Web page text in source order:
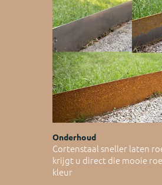
Onderhoud
Cortenstaal sneller laten
krijgt u direct die mooie
kleur